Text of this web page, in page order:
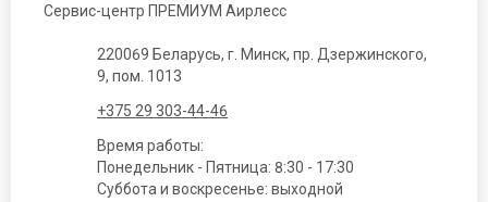
Сервис-центр ПРЕМИУМ Аирлесс
220069 Беларусь, г. Минск, пр. Дзержинского,
9, пом. 1013
+375 29 303-44-46
Время работы:
Понедельник - Пятница: 8:30 - 17:30
Суббота и воскресенье: выходной